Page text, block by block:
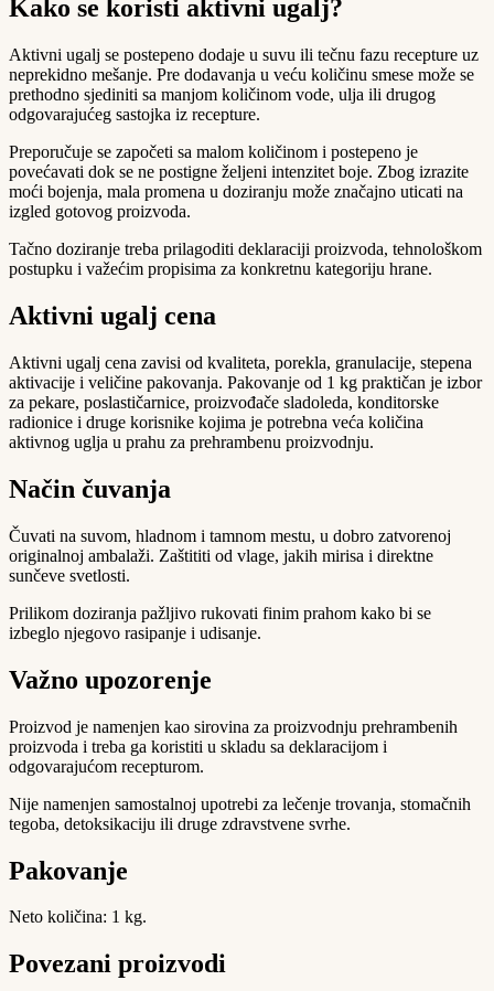
Kako se koristi aktivni ugalj?
Aktivni ugalj se postepeno dodaje u suvu ili tečnu fazu recepture uz
neprekidno mešanje. Pre dodavanja u veću količinu smese može se
prethodno sjediniti sa manjom količinom vode, ulja ili drugog
odgovarajućeg sastojka iz recepture.
Preporučuje se započeti sa malom količinom i postepeno je
povećavati dok se ne postigne željeni intenzitet boje. Zbog izrazite
moći bojenja, mala promena u doziranju može značajno uticati na
izgled gotovog proizvoda.
Tačno doziranje treba prilagoditi deklaraciji proizvoda, tehnološkom
postupku i važećim propisima za konkretnu kategoriju hrane.
Aktivni ugalj cena
Aktivni ugalj cena zavisi od kvaliteta, porekla, granulacije, stepena
aktivacije i veličine pakovanja. Pakovanje od 1 kg praktičan je izbor
za pekare, poslastičarnice, proizvođače sladoleda, konditorske
radionice i druge korisnike kojima je potrebna veća količina
aktivnog uglja u prahu za prehrambenu proizvodnju.
Način čuvanja
Čuvati na suvom, hladnom i tamnom mestu, u dobro zatvorenoj
originalnoj ambalaži. Zaštititi od vlage, jakih mirisa i direktne
sunčeve svetlosti.
Prilikom doziranja pažljivo rukovati finim prahom kako bi se
izbeglo njegovo rasipanje i udisanje.
Važno upozorenje
Proizvod je namenjen kao sirovina za proizvodnju prehrambenih
proizvoda i treba ga koristiti u skladu sa deklaracijom i
odgovarajućom recepturom.
Nije namenjen samostalnoj upotrebi za lečenje trovanja, stomačnih
tegoba, detoksikaciju ili druge zdravstvene svrhe.
Pakovanje
Neto količina: 1 kg.
Povezani proizvodi